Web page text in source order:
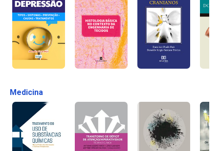
Medicina